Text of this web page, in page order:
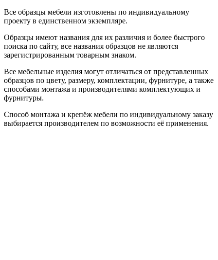
Все образцы мебели изготовлены по индивидуальному
проекту в единственном экземпляре.
Образцы имеют названия для их различия и более быстрого
поиска по сайту, все названия образцов не являются
зарегистрированным товарным знаком.
Все мебельные изделия могут отличаться от представленных
образцов по цвету, размеру, комплектации, фурнитуре, а также
способами монтажа и производителями комплектующих и
фурнитуры.
Способ монтажа и крепёж мебели по индивидуальному заказу
выбирается производителем по возможности её применения.